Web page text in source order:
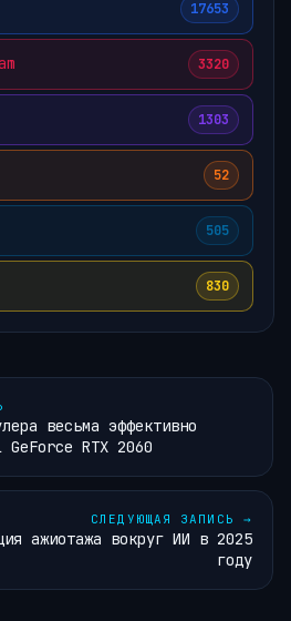
17653
3320
1303
52
505
830
весьма эффективно
GeForce RTX 2060
СЛЕДУЮЩАЯ ЗАПИСЬ →
ажиотажа вокруг ИИ в 2025
году